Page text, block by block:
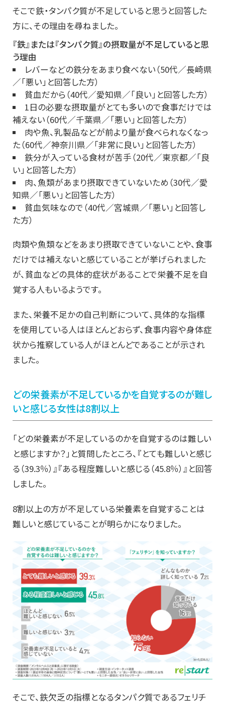
そこで鉄・タンパク質が不足していると思うと回答した
方に、その理由を尋ねました。
『鉄』または『タンパク質』の摂取量が不足していると思
う理由
レバーなどの鉄分をあまり食べない（50代／長崎県
／「悪い」と回答した方）
貧血だから（40代／愛知県／「良い」と回答した方）
1日の必要な摂取量がとても多いので食事だけでは
補えない（60代／千葉県／「悪い」と回答した方）
肉や魚、乳製品などが前より量が食べられなくなっ
た（60代／神奈川県／「非常に良い」と回答した方）
鉄分が入っている食材が苦手（20代／東京都／「良
い」と回答した方）
肉、魚類があまり摂取できていないため（30代／愛
知県／「悪い」と回答した方）
貧血気味なので（40代／宮城県／「悪い」と回答し
た方）
肉類や魚類などをあまり摂取できていないことや、食事
だけでは補えないと感じていることが挙げられました
が、貧血などの具体的症状があることで栄養不足を自
覚する人もいるようです。
また、栄養不足かの自己判断について、具体的な指標
を使用している人はほとんどおらず、食事内容や身体症
状から推察している人がほとんどであることが示され
ました。
どの栄養素が不足しているかを自覚するのが難し
いと感じる女性は8割以上
「どの栄養素が不足しているのかを自覚するのは難しい
と感じますか？」と質問したところ、『とても難しいと感じ
る（39.3％）』『ある程度難しいと感じる（45.8％）』と回答
しました。
8割以上の方が不足している栄養素を自覚することは
難しいと感じていることが明らかになりました。
そこで、鉄欠乏の指標となるタンパク質であるフェリチ